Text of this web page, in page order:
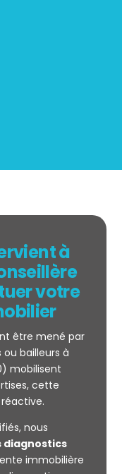
à
votre
être mené par
bailleurs à
mobilisent
cette
nous
diagnostics
immobilière